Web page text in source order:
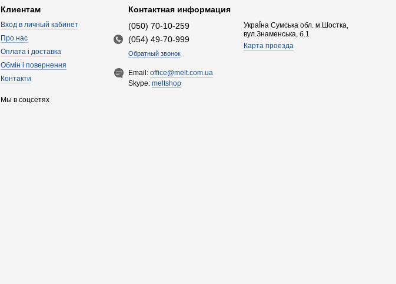
Клиентам
Вход в личный кабинет
Про нас
Оплата і доставка
Обмін і повернення
Контакти
Мы в соцсетях
Контактная информация
(050) 70-10-259
(054) 49-70-999
Обратный звонок
УкраЇна Сумська обл. м.Шостка,
вул.Знаменська, б.1
Карта проезда
Email:office@melt.com.ua
Skype:meltshop